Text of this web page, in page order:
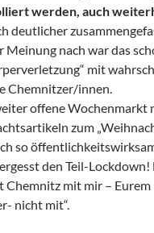
werden, auch
deutlicher
Meinung nach war das
mit
Chemnitzer/innen.
offene Wochenmarkt
zum
so
den Teil-Lockdown!
Chemnitz mit mir – Eurem
nicht mit“.